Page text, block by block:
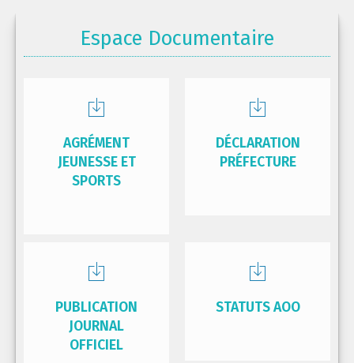
Espace Documentaire
AGRÉMENT
JEUNESSE ET
SPORTS
DÉCLARATION
PRÉFECTURE
PUBLICATION
JOURNAL
OFFICIEL
STATUTS AOO